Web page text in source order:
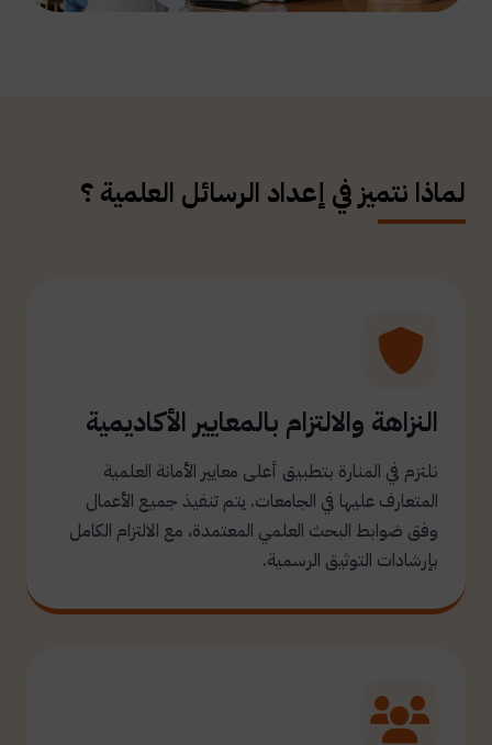
لماذا نتميز في إعداد الرسائل العلمية ؟
النزاهة والالتزام بالمعايير الأكاديمية
نلتزم في المنارة بتطبيق أعلى معايير الأمانة العلمية
المتعارف عليها في الجامعات. يتم تنفيذ جميع الأعمال
وفق ضوابط البحث العلمي المعتمدة، مع الالتزام الكامل
بإرشادات التوثيق الرسمية.